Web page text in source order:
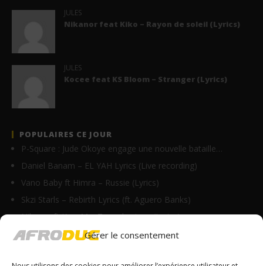
Gérer le consentement
JULES
Nikanor feat Kiko – Rayon de soleil (Lyrics)
JULES
Kocee feat KS Bloom – Stranger (Lyrics)
POPULAIRES CE JOUR
P-Square : Jude Okoye engage une nouvelle bataille…
Daniel Banam – EL YAH Lyrics (Live recording)
Vano Baby ft Himra – Russie (Lyrics)
Skzi Starls – Rebirth Lyrics (ft. Aguero Banks)
Nikanor ft Krys M – Tu parles trop (Lyrics)
Asake – Oba (Lyrics + Traduction en Français +…